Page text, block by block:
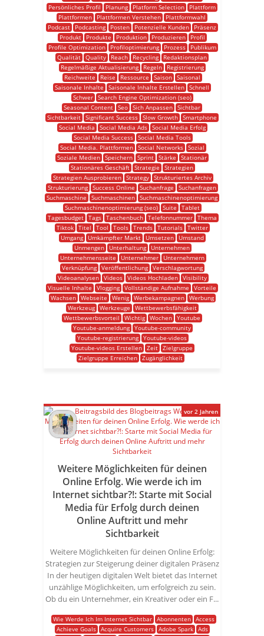
Persönliches Profil
Planung Platform Selection
Plattform
Plattformen
Plattformen Verstehen
Plattformwahl
Podcast
Podcasting Posten Potenzielle Kunden
Präsenz
Produkt
Produkte Produktion Produzieren
Profil
Profile Optimization
Profiloptimierung Prozess
Publikum
Qualität Quality Reach Recycling
Redaktionsplan
Regelmäßige Aktualisierung
Regeln
Registrierung
Reichweite
Reise Ressource Saison
Saisonal
Saisonale Inhalte
Saisonale Inhalte Erstellen Schnell
Schwer
Search Engine Optimization (seo)
Seasonal Content Seo Sich Anpassen Sichtbar
Sichtbarkeit Significant Success Slow Growth Smartphone
Social Media
Social Media Ads
Social Media Erfolg
Social Media Success
Social Media Tools
Social Media. Plattformen
Social Networks
Sozial
Soziale Medien Speichern Sprint Stärke
Stationär
Stationäres Geschäft Strategie
Strategien
Strategien Ausprobieren
Strategy
Strukturiertes Archiv
Strukturierung Success Online Suchanfrage
Suchanfragen
Suchmaschine
Suchmaschinen Suchmaschinenoptimierung
Suchmaschinenoptimierung (seo)
Suite
Tablet
Tagesbudget
Tags Taschenbuch Telefonnummer
Thema
Tiktok
Titel Tool Tools Trends Tutorials
Twitter
Umgang
Umkämpfter Markt Umsetzen
Umstand
Unmengen
Unterhaltung
Unternehmen
Unternehmensseite
Unternehmer
Unternehmern
Verknüpfung
Veröffentlichung
Verschlagwortung
Videoanalysen
Videos Videos Hochladen
Visibility
Visuelle Inhalte
Vlogging Vollständige Aufnahme
Vorteile
Wachsen
Webseite Wenig Werbekampagnen
Werbung
Werkzeug
Werkzeuge
Wettbewerbsfähigkeit
Wettbewerbsvorteil
Wichtig Wochen Youtube
Youtube-anmeldung Youtube-community
Youtube-registrierung Youtube-videos
Youtube-videos Erstellen Zeit Zielgruppe
Zielgruppe Erreichen Zugänglichkeit
Weitere Möglichkeiten für deinen
Online Erfolg. Wie werde ich im
Internet sichtbar?!: Starte mit Social
Media für Erfolg durch deinen
Online Auftritt und mehr
Sichtbarkeit
Weitere Möglichkeiten für deinen Online Erfolg:
Strategien zur Steigerung deiner digitalen Präsenz
In der heutigen digitalen Welt bietet das Internet
unzählige Möglichkeiten, um erfolgreich zu sein.
Ob du ein Unternehmer, ein Kreativer oder ein F...
Wie Werde Ich Im Internet Sichtbar Abonnenten
Access
Achieve Goals
Acquire Customers Adobe Spark
Ads
vor 2 Jahren